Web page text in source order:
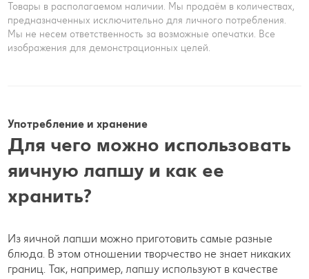
Товары в располагаемом наличии. Мы продаём в количествах,
предназначенных исключительно для личного потребления.
Мы не несем ответственность за возможные опечатки. Все
изображения для демонстрационных целей.
Употребление и хранение
Для чего можно использовать
яичную лапшу и как ее
хранить?
Из яичной лапши можно приготовить самые разные
блюда. В этом отношении творчество не знает никаких
границ. Так, например, лапшу используют в качестве